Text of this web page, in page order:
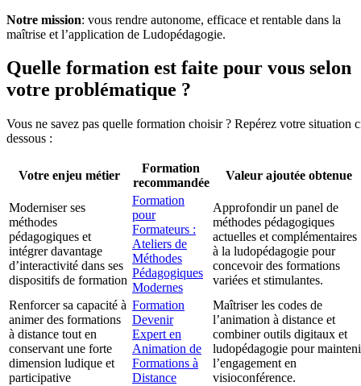
Notre mission: vous rendre autonome, efficace et rentable dans la
maîtrise et l’application de Ludopédagogie.
Quelle formation est faite pour vous selon
votre problématique ?
Vous ne savez pas quelle formation choisir ? Repérez votre situation
dessous :
Votre enjeu métier
Formation
recommandée
Valeur ajoutée obtenue
Moderniser ses
méthodes
pédagogiques et
intégrer davantage
d’interactivité dans ses
dispositifs de formation
Formation
pour
Formateurs :
Ateliers de
Méthodes
Pédagogiques
Modernes
Approfondir un panel de
méthodes pédagogiques
actuelles et complémentaires
à la ludopédagogie pour
concevoir des formations
variées et stimulantes.
Renforcer sa capacité à
animer des formations
à distance tout en
conservant une forte
dimension ludique et
participative
Formation
Devenir
Expert en
Animation de
Formations à
Distance
Maîtriser les codes de
l’animation à distance et
combiner outils digitaux et
ludopédagogie pour
l’engagement en
visioconférence.